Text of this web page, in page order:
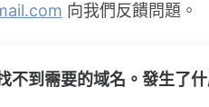
向我們反饋問題。
不到需要的域名。發生了什